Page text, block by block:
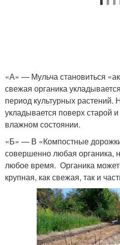
«А» — Мульча становиться
свежая органика
период культурных растений.
укладывается поверх старой
влажном состоянии.
«Б» — В «Компостные
совершенно любая органика,
любое время. Органика может
крупная, как свежая, так и